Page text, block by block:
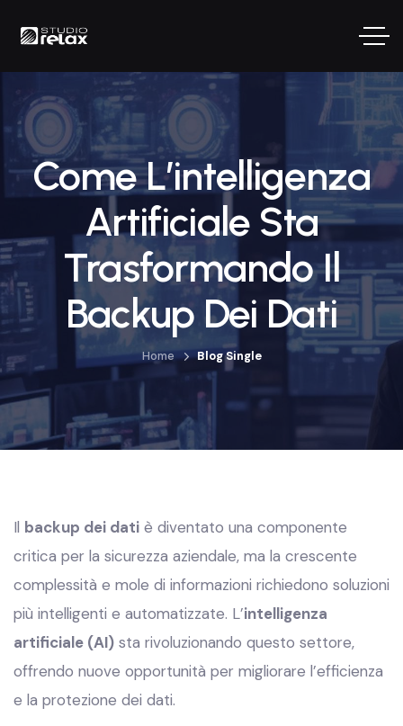
Come L’intelligenza
Artificiale Sta
Trasformando Il
Backup Dei Dati
Home Blog Single
Il backup dei dati è diventato una componente
critica per la sicurezza aziendale, ma la crescente
complessità e mole di informazioni richiedono soluzioni
più intelligenti e automatizzate. L’intelligenza
artificiale (AI) sta rivoluzionando questo settore,
offrendo nuove opportunità per migliorare l’efficienza
e la protezione dei dati.